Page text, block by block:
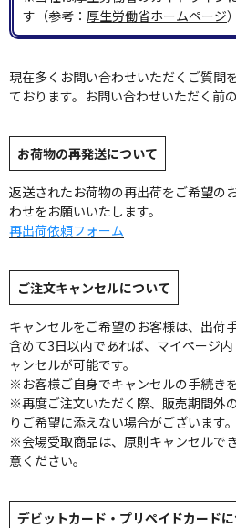
す（参考： 厚生労働省ホームページ
現在多くお問い合わせいただくご質問
ております。お問い合わせいただく前
お荷物の再発送について
返送されたお荷物の再出荷をご希望の
わせをお願いいたします。
再出荷依頼フォーム
ご注文キャンセルについて
キャンセルをご希望のお客様は、出荷
含めて3日以内であれば、マイページ
ャンセルが可能です。
※お客様ご自身でキャンセルの手続き
※再度ご注文いただく際、販売期間外
りご希望に添えない場合がございます。
※会場受取商品は、原則キャンセルで
意ください。
デビットカード・プリペイドカード